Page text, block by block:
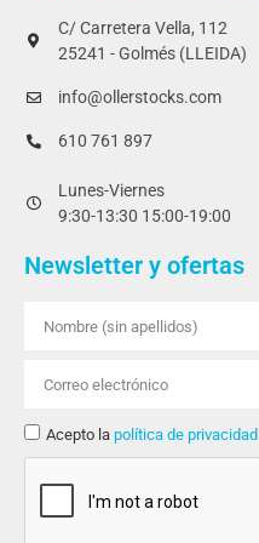
C/ Carretera Vella, 112
25241 - Golmés (LLEIDA)
info@ollerstocks.com
610 761 897
Lunes-Viernes
9:30-13:30 15:00-19:00
Newsletter y ofertas
Acepto la política de privacidad